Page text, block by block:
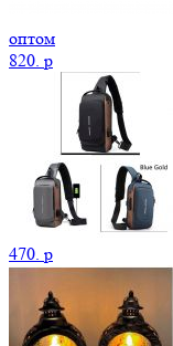
оптом
820. p
470. p